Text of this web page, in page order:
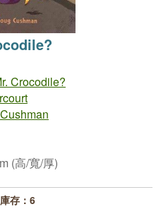
Crocodile?
(高/寬/厚)
庫存：6